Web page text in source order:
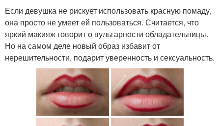
Если девушка не рискует использовать красную помаду,
она просто не умеет ей пользоваться. Считается, что
яркий макияж говорит о вульгарности обладательницы.
Но на самом деле новый образ избавит от
нерешительности, подарит уверенность и сексуальность.